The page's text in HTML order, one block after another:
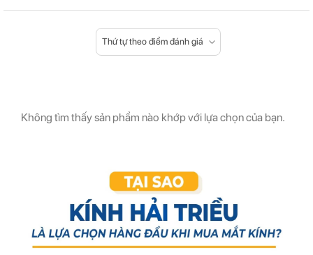
Thứ tự theo điểm đánh giá
Không tìm thấy sản phẩm nào khớp với lựa chọn của bạn.